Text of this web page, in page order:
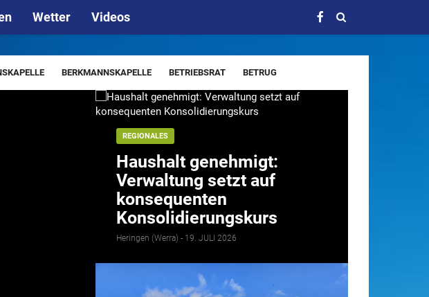
Wetter Videos
BERKMANNSKAPELLE BETRIEBSRAT BETRUG
ENERGIEWENDE FERIEN FEUERWEHR FINANZEN FREIZEIT
KREISJUGENDFEUERWEHR
SICHERHEIT SOMMER SOMMERFERIEN
WETTER WIDDERSHAUSEN WILDUNFALL
REGIONALES
Haushalt genehmigt:
Verwaltung setzt auf
konsequenten
Konsolidierungskurs
Heringen (Werra) - 19. JULI 2026